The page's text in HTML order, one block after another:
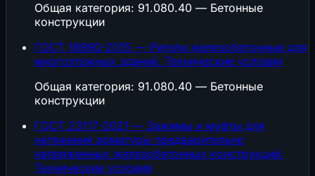
Общая категория: 91.080.40 — Бетонные
конструкции
ГОСТ 18980-2015 — Ригели железобетонные для
многоэтажных зданий. Технические условия
Общая категория: 91.080.40 — Бетонные
конструкции
ГОСТ 23117-2021 — Зажимы и муфты для
натяжения арматуры предварительно
напряженных железобетонных конструкций.
Технические условия